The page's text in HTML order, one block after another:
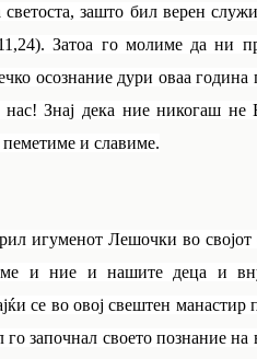
светоста, зашто бил верен
Затоа го молиме да ни
осознание дури оваа
Знај дека ние никогаш не
и славиме.
игуменот Лешочки во
и ние и нашите деца и
се во овој свештен
започнал своето познание